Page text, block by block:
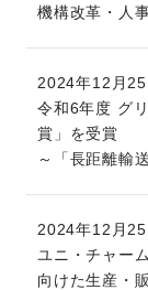
機構改革・人
2024年12月25
令和6年度 グ
賞」を受賞
～「長距離輸
2024年12月25
ユニ・チャー
向けた生産・